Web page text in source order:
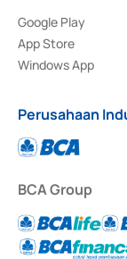
Google Play
App Store
Windows App
Perusahaan
BCA Group